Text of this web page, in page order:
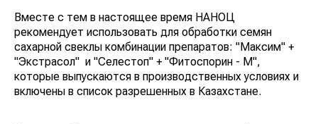
Вместе с тем в настоящее время НАНОЦ
рекомендует использовать для обработки семян
сахарной свеклы комбинации препаратов: "Максим" +
"Экстрасол" и "Селестоп" + "Фитоспорин - М",
которые выпускаются в производственных условиях и
включены в список разрешенных в Казахстане.